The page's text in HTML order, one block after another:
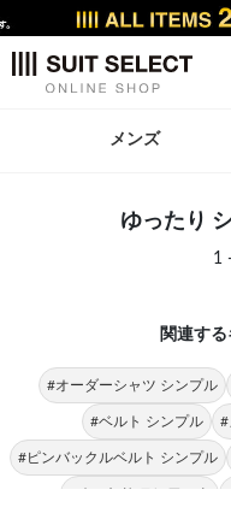
メンズ
ゆったり
1
関連す
#オーダーシャツ シンプル
#ベルト シンプル #
#ピンバックルベルト シンプル
#ゆったり テレワーク